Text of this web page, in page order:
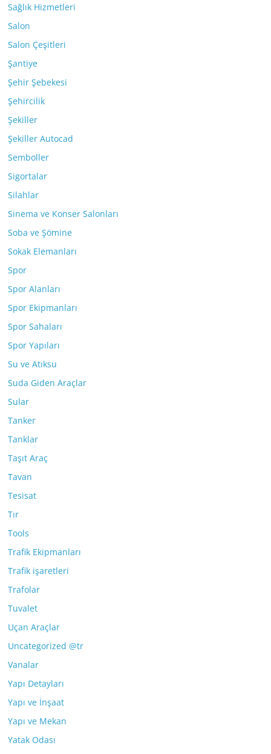
Sağlık Hizmetleri
Salon
Salon Çeşitleri
Şantiye
Şehir Şebekesi
Şehircilik
Şekiller
Şekiller Autocad
Semboller
Sigortalar
Silahlar
Sinema ve Konser Salonları
Soba ve Şömine
Sokak Elemanları
Spor
Spor Alanları
Spor Ekipmanları
Spor Sahaları
Spor Yapıları
Su ve Atıksu
Suda Giden Araçlar
Sular
Tanker
Tanklar
Taşıt Araç
Tavan
Tesisat
Tır
Tools
Trafik Ekipmanları
Trafik işaretleri
Trafolar
Tuvalet
Uçan Araçlar
Uncategorized @tr
Vanalar
Yapı Detayları
Yapı ve İnşaat
Yapı ve Mekan
Yatak Odası